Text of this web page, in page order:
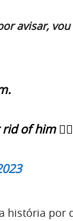
avisar,
of him 👍🏻
história por